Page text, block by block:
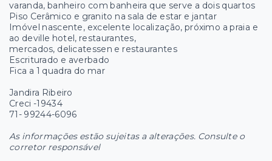
varanda, banheiro com banheira que serve a dois quartos
Piso Cerâmico e granito na sala de estar e jantar
Imóvel nascente, excelente localização, próximo a praia e
ao deville hotel, restaurantes,
mercados, delicatessen e restaurantes
Escriturado e averbado
Fica a 1 quadra do mar
Jandira Ribeiro
Creci -19434
71- 99244-6096
As informações estão sujeitas a alterações. Consulte o
corretor responsável